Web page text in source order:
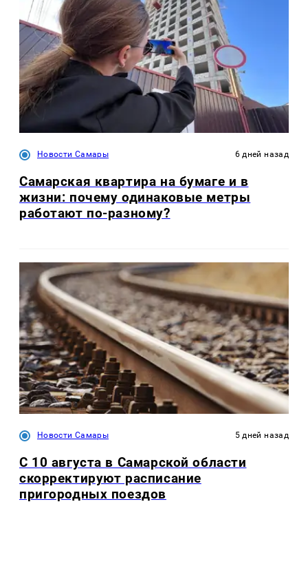
Новости Самары 6 дней назад
Самарская квартира на бумаге и в
жизни: почему одинаковые метры
работают по-разному?
Новости Самары 5 дней назад
С 10 августа в Самарской области
скорректируют расписание
пригородных поездов